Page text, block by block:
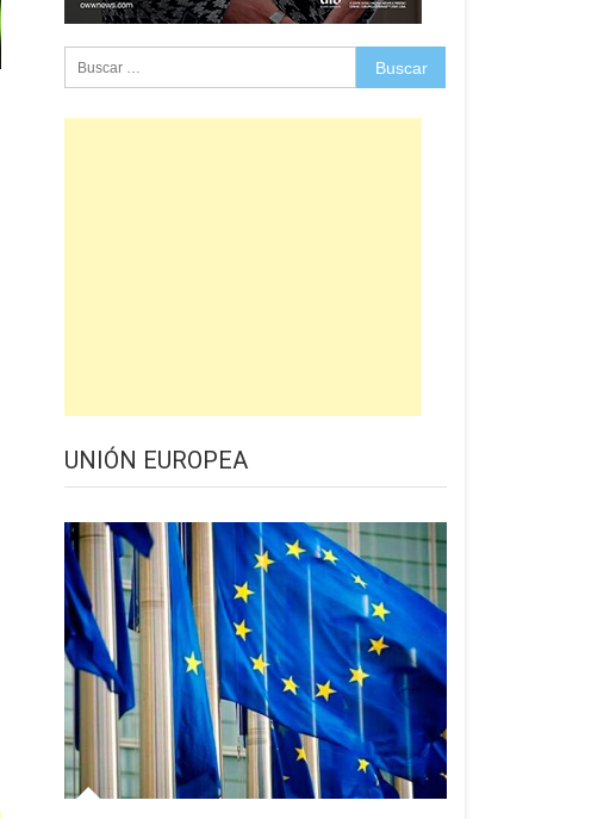
UNIÓN EUROPEA